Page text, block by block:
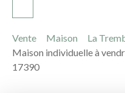
Vente Maison
La
Maison individuelle à
17390